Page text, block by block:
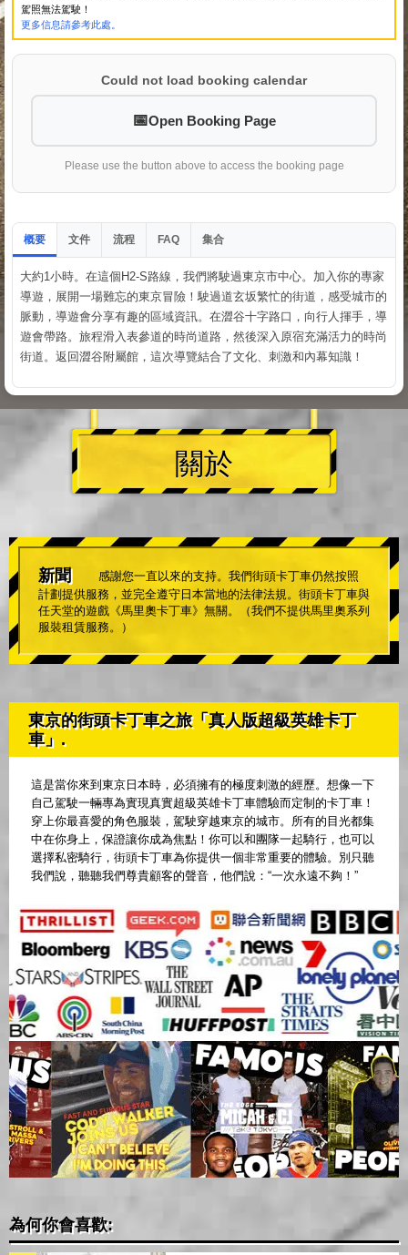
駕照無法駕駛！
更多信息請參考此處。
Could not load booking calendar
Open Booking Page
Please use the button above to access the booking page
概要 文件 流程 FAQ 集合
大約1小時。在這個H2-S路線，我們將駛過東京市中心。加入你的專家
導遊，展開一場難忘的東京冒險！駛過道玄坂繁忙的街道，感受城市的
脈動，導遊會分享有趣的區域資訊。在澀谷十字路口，向行人揮手，導
遊會帶路。旅程滑入表參道的時尚道路，然後深入原宿充滿活力的時尚
街道。返回澀谷附屬館，這次導覽結合了文化、刺激和內幕知識！
關於
新聞
感謝您一直以來的支持。我們街頭卡丁車仍然按照
計劃提供服務，並完全遵守日本當地的法律法規。街頭卡丁車與
任天堂的遊戲《馬里奧卡丁車》無關。（我們不提供馬里奧系列
服裝租賃服務。）
東京的街頭卡丁車之旅「真人版超級英雄卡丁
車」.
這是當你來到東京日本時，必須擁有的極度刺激的經歷。想像一下
自己駕駛一輛專為實現真實超級英雄卡丁車體驗而定制的卡丁車！
穿上你最喜愛的角色服裝，駕駛穿越東京的城市。所有的目光都集
中在你身上，保證讓你成為焦點！你可以和團隊一起騎行，也可以
選擇私密騎行，街頭卡丁車為你提供一個非常重要的體驗。別只聽
我們說，聽聽我們尊貴顧客的聲音，他們說：“一次永遠不夠！”
為何你會喜歡: